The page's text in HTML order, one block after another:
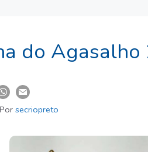
do
Por secriopreto